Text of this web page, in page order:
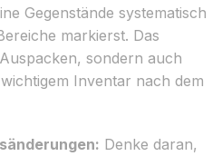
Gegenstände systematisch
markierst. Das
sondern auch
Inventar nach dem
Denke daran,